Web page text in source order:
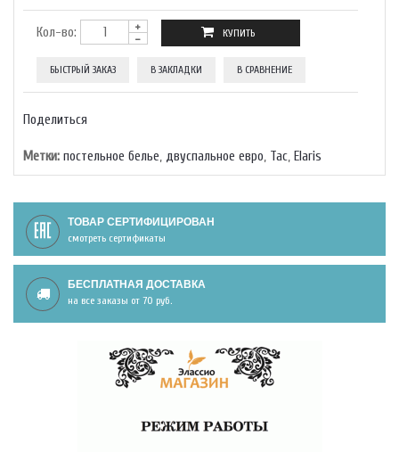
Кол-во:
БЫСТРЫЙ ЗАКАЗ В ЗАКЛАДКИ В СРАВНЕНИЕ
Поделиться
Метки: постельное белье, двуспальное евро, Тас, Elaris
ТОВАР СЕРТИФИЦИРОВАН
смотреть сертификаты
БЕСПЛАТНАЯ ДОСТАВКА
на все заказы от 70 руб.